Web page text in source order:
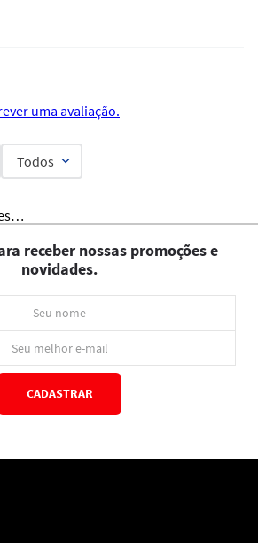
uma avaliação.
Todos
receber nossas promoções e
novidades.
CADASTRAR